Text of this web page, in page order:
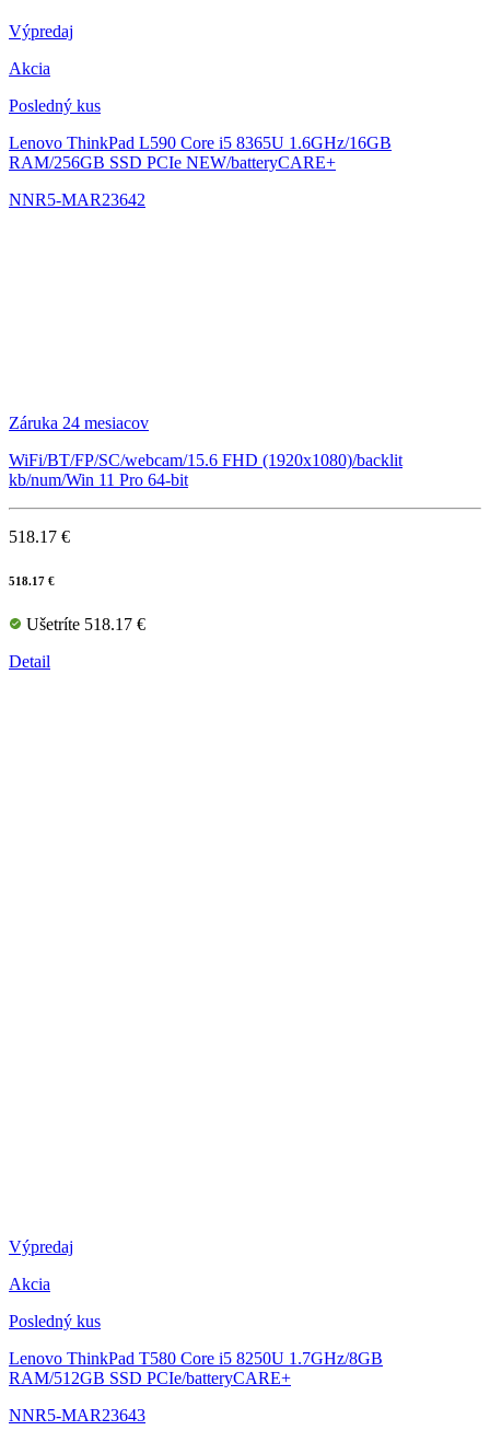
Výpredaj
Akcia
Posledný kus
Lenovo ThinkPad L590 Core i5 8365U 1.6GHz/16GB
RAM/256GB SSD PCIe NEW/batteryCARE+
NNR5-MAR23642
Záruka 24 mesiacov
WiFi/BT/FP/SC/webcam/15.6 FHD (1920x1080)/backlit
kb/num/Win 11 Pro 64-bit
518.17 €
518.17 €
Ušetríte 518.17 €
Detail
Výpredaj
Akcia
Posledný kus
Lenovo ThinkPad T580 Core i5 8250U 1.7GHz/8GB
RAM/512GB SSD PCIe/batteryCARE+
NNR5-MAR23643